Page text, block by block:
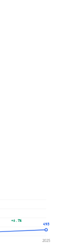
493
2025
+6.7%